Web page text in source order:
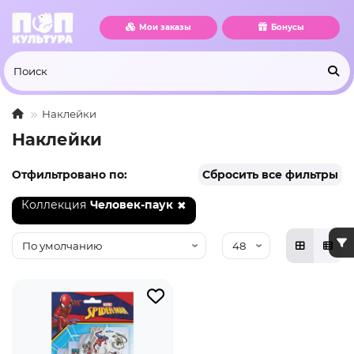
Мои заказы Бонусы
Наклейки
Наклейки
Отфильтровано по: Сбросить все фильтры
Коллекция Человек-паук